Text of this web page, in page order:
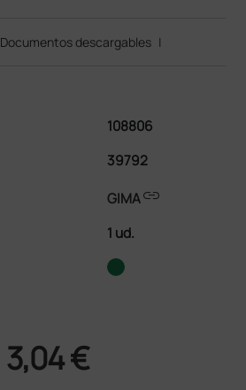
Documentos descargables |
108806
39792
GIMAlink
1 ud.
3,04 €